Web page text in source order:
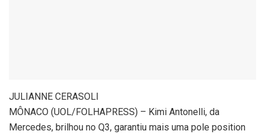
JULIANNE CERASOLI
MÔNACO (UOL/FOLHAPRESS) – Kimi Antonelli, da
Mercedes, brilhou no Q3, garantiu mais uma pole position